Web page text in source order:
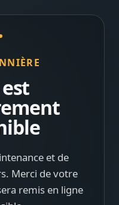
et de
Merci de votre
remis en ligne